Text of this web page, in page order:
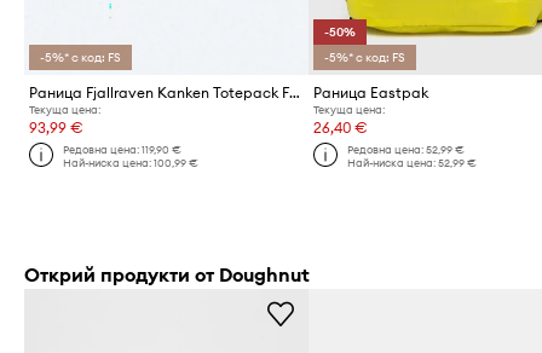
-5%* с код: FS
Раница Fjallraven Kanken Totepack F23710 160
Текуща цена:
93,99 €
Редовна цена:119,90 €
Най-ниска цена:100,99 €
-50%
-5%* с код: FS
Раница Eastpak
Текуща цена:
26,40 €
Редовна цена: 52,99 €
Най-ниска цена: 52,99 €
Открий продукти от Doughnut